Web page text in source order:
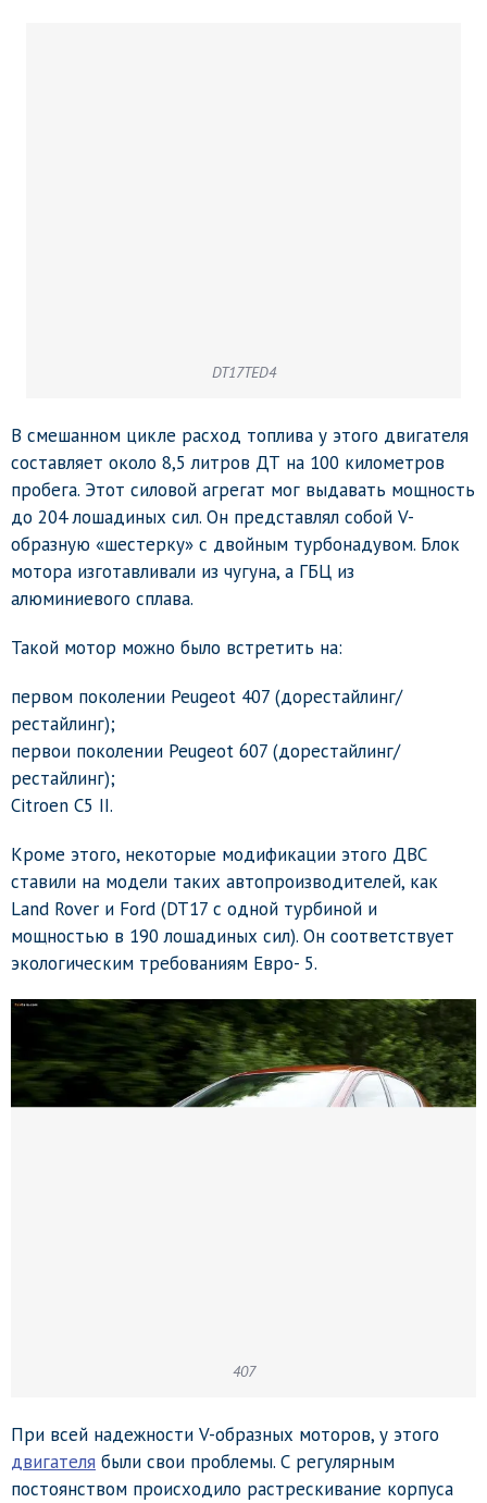
DT17TED4
В смешанном цикле расход топлива у этого двигателя
составляет около 8,5 литров ДТ на 100 километров
пробега. Этот силовой агрегат мог выдавать мощность
до 204 лошадиных сил. Он представлял собой V-
образную «шестерку» с двойным турбонадувом. Блок
мотора изготавливали из чугуна, а ГБЦ из
алюминиевого сплава.
Такой мотор можно было встретить на:
первом поколении Peugeot 407 (дорестайлинг/
рестайлинг);
первои поколении Peugeot 607 (дорестайлинг/
рестайлинг);
Citroen C5 II.
Кроме этого, некоторые модификации этого ДВС
ставили на модели таких автопроизводителей, как
Land Rover и Ford (DT17 с одной турбиной и
мощностью в 190 лошадиных сил). Он соответствует
экологическим требованиям Евро- 5.
407
При всей надежности V-образных моторов, у этого
двигателя были свои проблемы. С регулярным
постоянством происходило растрескивание корпуса